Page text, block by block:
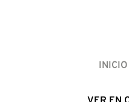
INICIO